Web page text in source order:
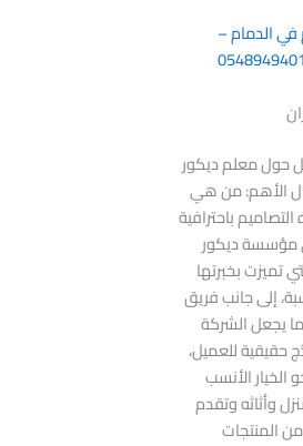
الدمام –
حول معلم ديكور
الأهم: من هي
باحترافية
مؤسسة ديكور
– 0548949401 التي تميزت بخبرتها
إلى جانب فريق
يجعل الشركة
حقيقية للعميل،
الأنسب
وأثاثه وتقدم
المنتجات